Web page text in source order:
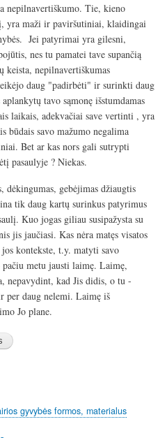
nepilnavertiškumo. Tie, kieno
yra maži ir paviršutiniai, klaidingai
Jei patyrimai yra gilesni,
nes tu pamatei tave supančią
nepilnavertiškumas
daug "padirbėti" ir surinkti daug
tavo sąmonę išstumdamas
laikais, adekvačiai save vertinti , yra
būdais savo mažumo negalima
Bet ar kas nors gali sutrypti
pasaulyje ? Niekas.
dėkingumas, gebėjimas džiaugtis
tik daug kartų surinkus patyrimus
Kuo jogas giliau susipažysta su
jis jaučiasi. Kas nėra matęs visatos
kontekste, t.y. matyti savo
metu jausti laimę. Laimę,
nepavydint, kad Jis didis, o tu -
per daug nelemi. Laimę iš
Jo plane.
gyvybės formos, materialus